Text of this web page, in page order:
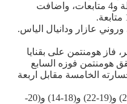
وللخاسر، سجلت بيا خطار 15 نقطة و4 متابعات، واضافت
وروني عازار ودانيال الياس.
هومنتمن على بقنايا
وبنتيجة 87-82، ليحقق هومنتمن فوزه السابع
الخامسة مقابل اربعة
وانتهت الارباع للفائز كالآتي: (18-22) و(19-22) و(18-14) و(20-